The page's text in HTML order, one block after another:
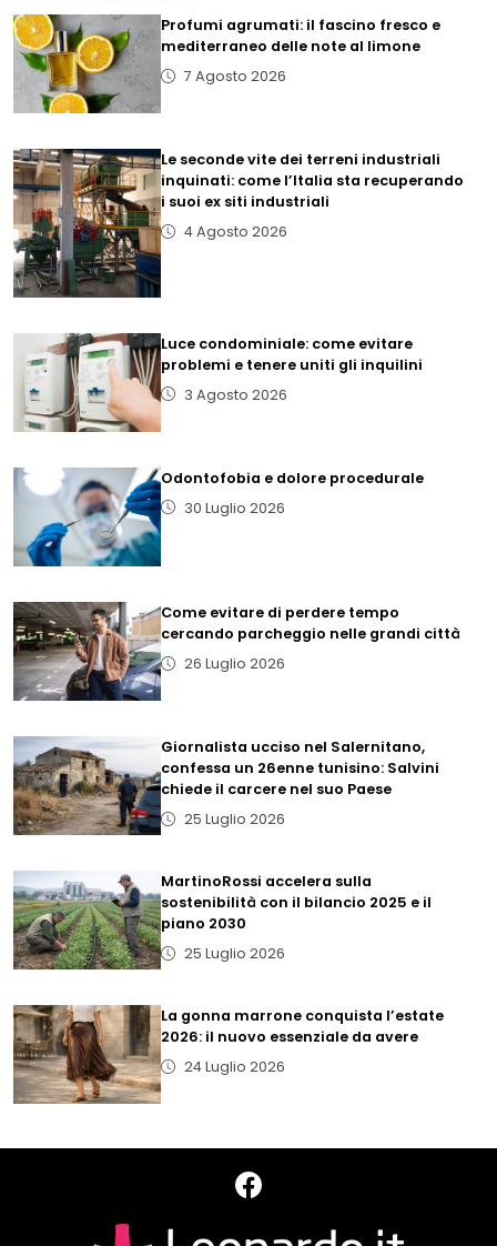
Profumi agrumati: il fascino fresco e
mediterraneo delle note al limone
7 Agosto 2026
Le seconde vite dei terreni industriali
inquinati: come l’Italia sta recuperando
i suoi ex siti industriali
4 Agosto 2026
Luce condominiale: come evitare
problemi e tenere uniti gli inquilini
3 Agosto 2026
Odontofobia e dolore procedurale
30 Luglio 2026
Come evitare di perdere tempo
cercando parcheggio nelle grandi città
26 Luglio 2026
Giornalista ucciso nel Salernitano,
confessa un 26enne tunisino: Salvini
chiede il carcere nel suo Paese
25 Luglio 2026
MartinoRossi accelera sulla
sostenibilità con il bilancio 2025 e il
piano 2030
25 Luglio 2026
La gonna marrone conquista l’estate
2026: il nuovo essenziale da avere
24 Luglio 2026